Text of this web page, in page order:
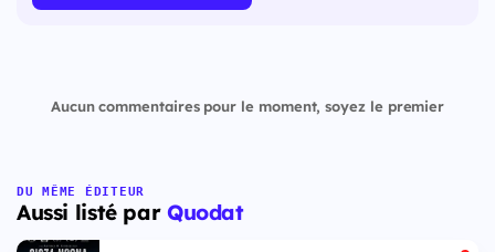
Aucun commentaires pour le moment, soyez le premier
DU MÊME ÉDITEUR
Aussi listé par Quodat